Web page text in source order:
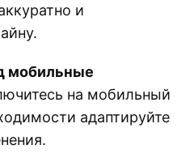
и
мобильные
на мобильный
адаптируйте